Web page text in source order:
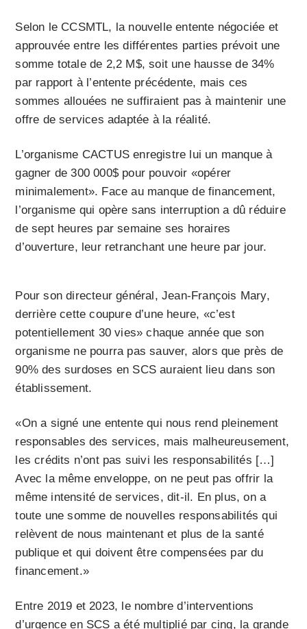
Selon le CCSMTL, la nouvelle entente négociée et
approuvée entre les différentes parties prévoit une
somme totale de 2,2 M$, soit une hausse de 34%
par rapport à l’entente précédente, mais ces
sommes allouées ne suffiraient pas à maintenir une
offre de services adaptée à la réalité.
L’organisme CACTUS enregistre lui un manque à
gagner de 300 000$ pour pouvoir «opérer
minimalement». Face au manque de financement,
l’organisme qui opère sans interruption a dû réduire
de sept heures par semaine ses horaires
d’ouverture, leur retranchant une heure par jour.
Pour son directeur général, Jean-François Mary,
derrière cette coupure d’une heure, «c’est
potentiellement 30 vies» chaque année que son
organisme ne pourra pas sauver, alors que près de
90% des surdoses en SCS auraient lieu dans son
établissement.
«On a signé une entente qui nous rend pleinement
responsables des services, mais malheureusement,
les crédits n’ont pas suivi les responsabilités […]
Avec la même enveloppe, on ne peut pas offrir la
même intensité de services, dit-il. En plus, on a
toute une somme de nouvelles responsabilités qui
relèvent de nous maintenant et plus de la santé
publique et qui doivent être compensées par du
financement.»
Entre 2019 et 2023, le nombre d’interventions
d’urgence en SCS a été multiplié par cinq, la grande